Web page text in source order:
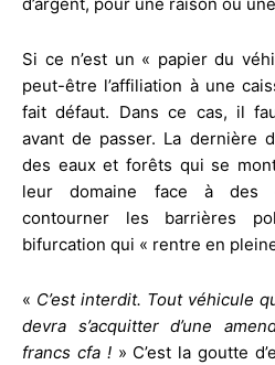
d’argent, pour une raison ou
Si ce n’est un « papier du
peut-être l’affiliation à une
fait défaut. Dans ce cas, il
avant de passer. La dernière
des eaux et forêts qui se
leur domaine face à des
contourner les barrières
bifurcation qui « rentre en
« C’est interdit. Tout véhicule
devra s’acquitter d’une
francs cfa !» C’est la goutte